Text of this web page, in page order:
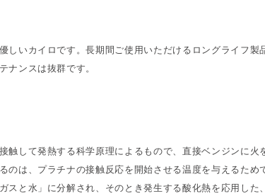
しいカイロです。長期間ご使用いただけるロングライフ製
ナンスは抜群です。
触して発熱する科学原理によるもので、直接ベンジンに火
は、プラチナの接触反応を開始させる温度を与えるため
スと水」に分解され、そのとき発生する酸化熱を応用した